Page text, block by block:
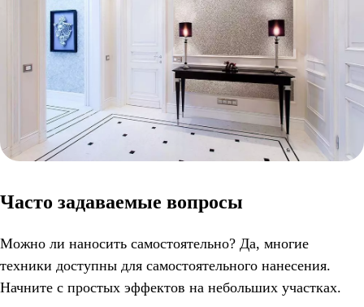
Часто задаваемые вопросы
Можно ли наносить самостоятельно? Да, многие
техники доступны для самостоятельного нанесения.
Начните с простых эффектов на небольших участках.